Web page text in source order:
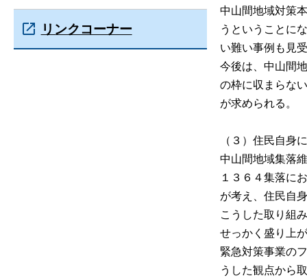
中山間地域対策
うということに
い難い事例も見
今後は、中山間
の枠に収まらな
が求められる。
（３）住民自身
中山間地域集落
１３６４集落に
が考え、住民自
こうした取り組
せっかく盛り上
緊急対策事業の
うした観点から
リンクコーナー